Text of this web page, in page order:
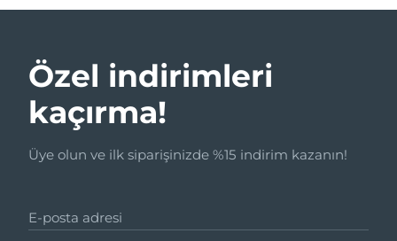
Özel indirimleri
kaçırma!
Üye olun ve ilk siparişinizde %15 indirim kazanın!
E-posta adresi